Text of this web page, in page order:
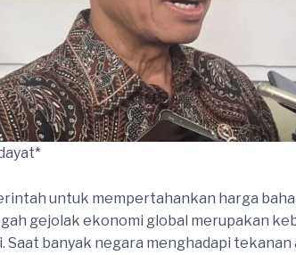
untuk mempertahankan harga
gejolak ekonomi global merupakan
Saat banyak negara menghadapi